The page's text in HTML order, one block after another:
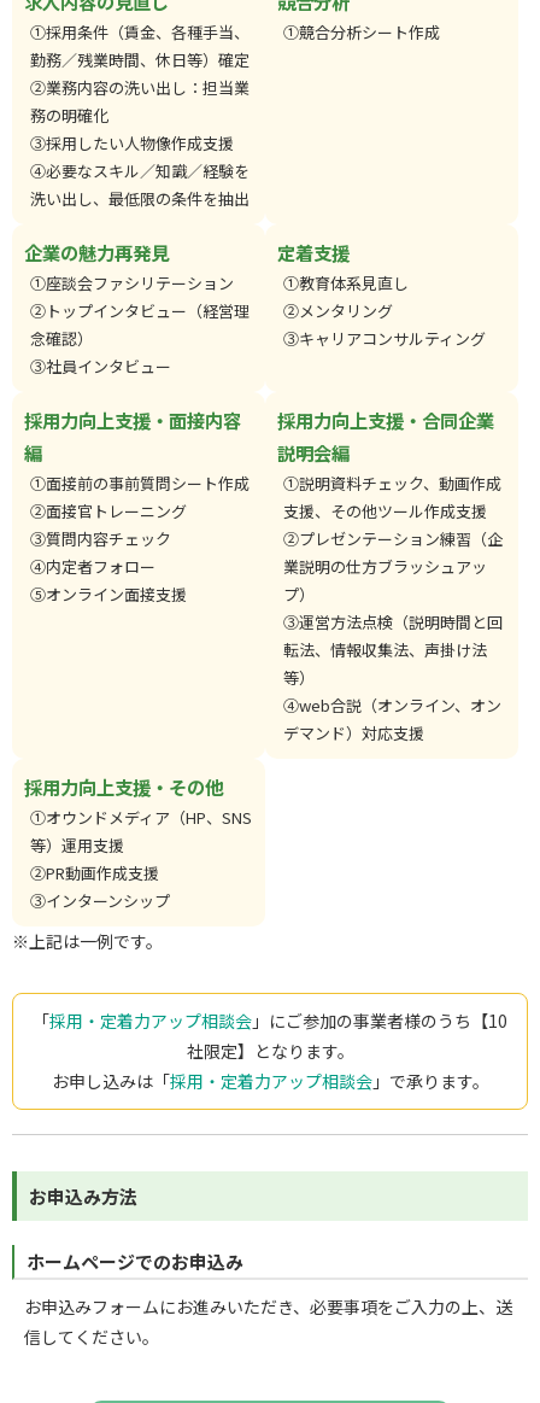
①採用条件（賃金、各種手当、
勤務／残業時間、休日等）確定
②業務内容の洗い出し：担当業
務の明確化
③採用したい人物像作成支援
④必要なスキル／知識／経験を
洗い出し、最低限の条件を抽出
①競合分析シート作成
企業の魅力再発見
①座談会ファシリテーション
②トップインタビュー（経営理
念確認）
③社員インタビュー
定着支援
①教育体系見直し
②メンタリング
③キャリアコンサルティング
採用力向上支援・面接内容
編
①面接前の事前質問シート作成
②面接官トレーニング
③質問内容チェック
④内定者フォロー
⑤オンライン面接支援
採用力向上支援・合同企業
説明会編
①説明資料チェック、動画作成
支援、その他ツール作成支援
②プレゼンテーション練習（企
業説明の仕方ブラッシュアッ
プ）
③運営方法点検（説明時間と回
転法、情報収集法、声掛け法
等）
④web合説（オンライン、オン
デマンド）対応支援
採用力向上支援・その他
①オウンドメディア（HP、SNS
等）運用支援
②PR動画作成支援
③インターンシップ
※上記は一例です。
「採用・定着力アップ相談会 」にご参加の事業者様のうち【10
社限定】となります。
お申し込みは「採用・定着力アップ相談会」で承ります。
お申込み方法
ホームページでのお申込み
お申込みフォームにお進みいただき、必要事項をご入力の上、送
信してください。